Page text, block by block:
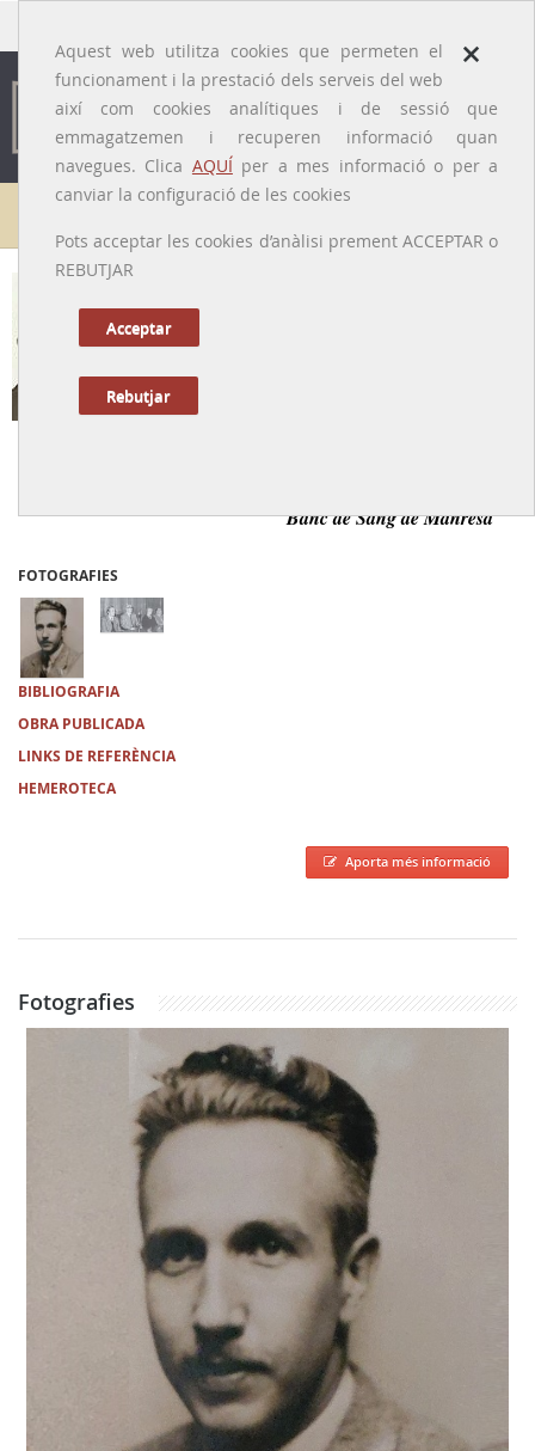
×
Aquest web utilitza cookies que permeten el
funcionament i la prestació dels serveis del web
així com cookies analítiques i de sessió que
emmagatzemen i recuperen informació quan
navegues. Clica AQUÍper a mes informació o per a
canviar la configuració de les cookies
Pots acceptar les cookies d’anàlisi prement ACCEPTAR o
REBUTJAR
Acceptar
Rebutjar
Galeria de metges
[Manresa (Bages), 3/1/1921 – 12/7/2006]
Banc de Sang de Manresa
FOTOGRAFIES
BIBLIOGRAFIA
OBRA PUBLICADA
LINKS DE REFERÈNCIA
HEMEROTECA
Aporta més informació
Fotografies